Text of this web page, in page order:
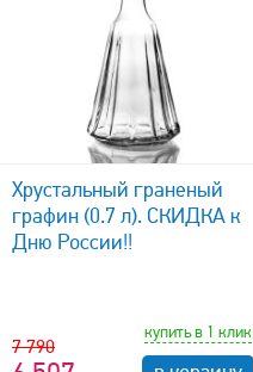
Хрустальный граненый
графин (0.7 л). СКИДКА к
Дню России!!
7 790
купить в 1 клик